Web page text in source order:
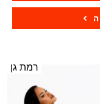
רמת גן